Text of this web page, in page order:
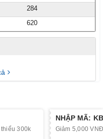
284
620
300k
NHẬP MÃ:
Giảm 5,000